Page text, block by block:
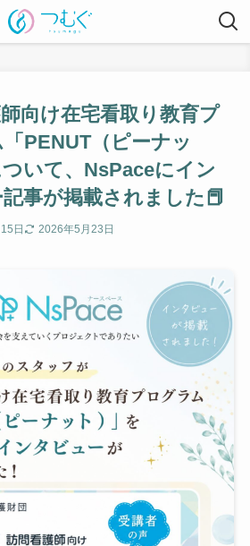
向け在宅看取り教育プ
PENUT（ピーナッ
ついて、NsPaceにイン
事が掲載されました📕
日 2026年5月23日